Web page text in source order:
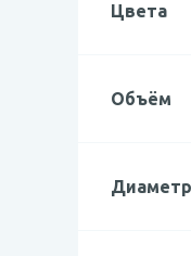
Цвета
Объём
Диаметр